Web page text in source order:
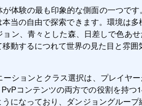
体験の最も印象的な側面の一つで
当の自由で探索できます。環境は
ン、青々とした森、日差しで色あ
動するにつれて世界の見た目と雰
ションとクラス選択は、プレイヤ
コンテンツの両方での役割を持
になっており、ダンジョングルー